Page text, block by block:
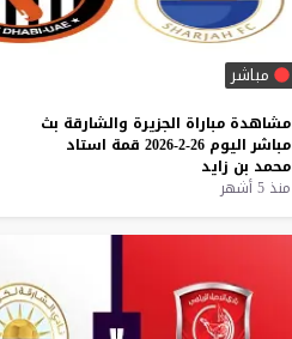
مباشر
مشاهدة مباراة الجزيرة والشارقة بث
مباشر اليوم 26-2-2026 قمة استاد
محمد بن زايد
منذ 5 أشهر